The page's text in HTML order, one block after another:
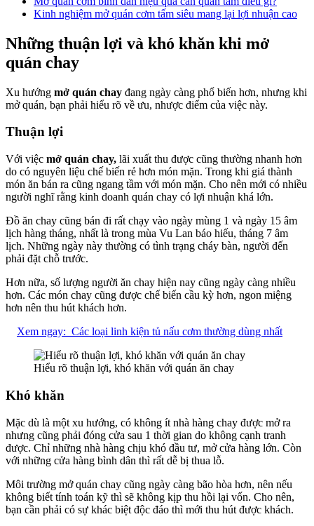
Kinh nghiệm mở quán cơm tấm siêu mang lại lợi nhuận cao
Những thuận lợi và khó khăn khi mở
quán chay
Xu hướng mở quán chay đang ngày càng phổ biến hơn, nhưng khi
mở quán, bạn phải hiểu rõ về ưu, nhược điểm của việc này.
Thuận lợi
Với việc mở quán chay, lãi xuất thu được cũng thường nhanh hơn
do có nguyên liệu chế biến rẻ hơn món mặn. Trong khi giá thành
món ăn bán ra cũng ngang tầm với món mặn. Cho nên mới có nhiều
người nghĩ rằng kinh doanh quán chay có lợi nhuận khá lớn.
Đồ ăn chay cũng bán đi rất chạy vào ngày mùng 1 và ngày 15 âm
lịch hàng tháng, nhất là trong mùa Vu Lan báo hiếu, tháng 7 âm
lịch. Những ngày này thường có tình trạng cháy bàn, người đến
phải đặt chỗ trước.
Hơn nữa, số lượng người ăn chay hiện nay cũng ngày càng nhiều
hơn. Các món chay cũng được chế biến cầu kỳ hơn, ngon miệng
hơn nên thu hút khách hơn.
Xem ngay: Các loại linh kiện tủ nấu cơm thường dùng nhất
Hiểu rõ thuận lợi, khó khăn với quán ăn chay
Khó khăn
Mặc dù là một xu hướng, có không ít nhà hàng chay được mở ra
nhưng cũng phải đóng cửa sau 1 thời gian do không cạnh tranh
được. Chỉ những nhà hàng chịu khó đầu tư, mở cửa hàng lớn. Còn
với những cửa hàng bình dân thì rất dễ bị thua lỗ.
Môi trường mở quán chay cũng ngày càng bão hòa hơn, nên nếu
không biết tính toán kỹ thì sẽ không kịp thu hồi lại vốn. Cho nên,
bạn cần phải có sự khác biệt độc đáo thì mới thu hút được khách.